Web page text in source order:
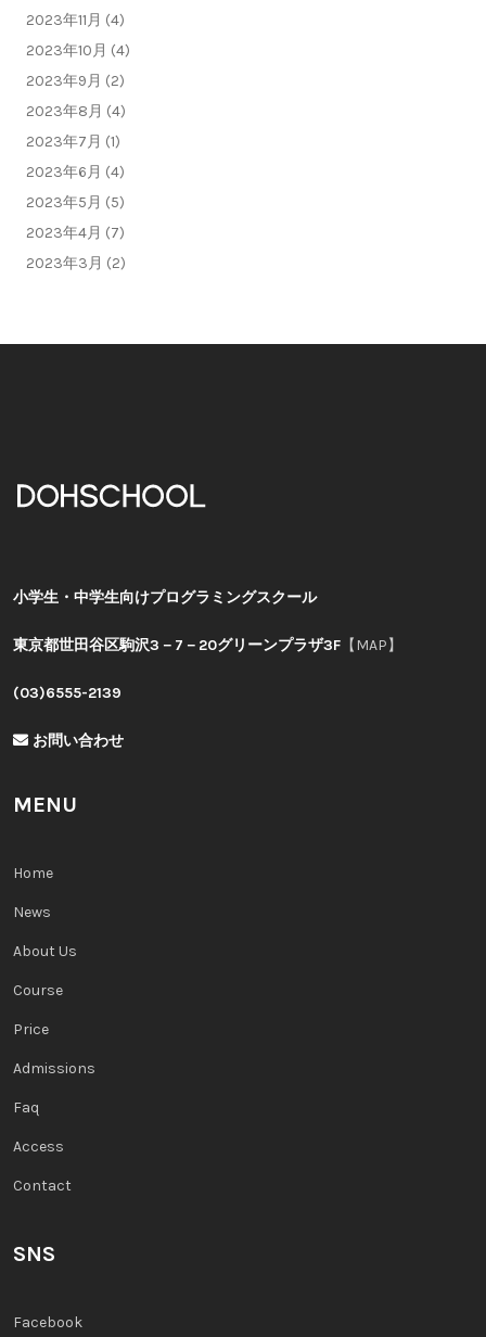
2023年11月 (4)
2023年10月 (4)
2023年9月 (2)
2023年8月 (4)
2023年7月 (1)
2023年6月 (4)
2023年5月 (5)
2023年4月 (7)
2023年3月 (2)
小学生・中学生向けプログラミングスクール
東京都世田谷区駒沢3－7－20グリーンプラザ3F 【MAP】
(03)6555-2139
お問い合わせ
MENU
Home
News
About Us
Course
Price
Admissions
Faq
Access
Contact
SNS
Facebook